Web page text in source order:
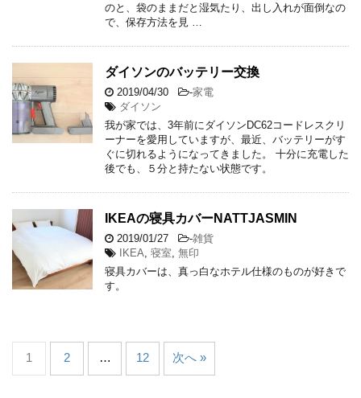
のと、袋のままだと湿気たり、出し入れが面倒なの
で、保存方法を見 …
ダイソンのバッテリー交換
2019/04/30 -家電
ダイソン
我が家では、3年前にダイソンDC62コードレスクリ
ーナーを愛用していますが、最近、バッテリーがす
ぐに切れるようになってきました。 十分に充電した
後でも、５分と持たない状態です。
IKEAの寝具カバーNATTJASMIN
2019/01/27 -雑貨
IKEA 寝室 無印
寝具カバーは、真っ白なホテル仕様のものが好きで
す。
1 2 … 12 次へ »